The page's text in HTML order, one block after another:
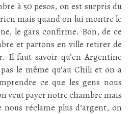
à 50 pesos, on est surpris du
mais quand on lui montre le
le gars confirme. Bon, de ce
et partons en ville retirer de
Il faut savoir qu’en Argentine
pas le même qu’au Chili et on a
ce que les gens nous
veut payer notre chambre mais
réclame plus d’argent, on